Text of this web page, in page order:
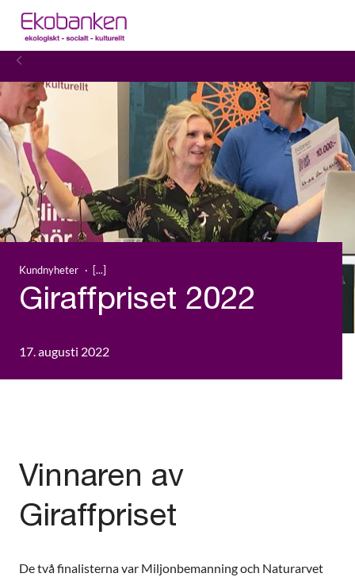
Kundnyheter
Giraffpriset 2022
17. augusti 2022
Vinnaren av
Giraffpriset
De två finalisterna var Miljonbemanning och Naturarvet